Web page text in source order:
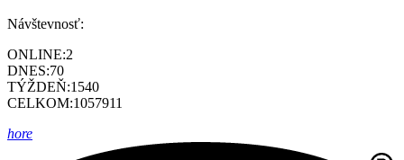
Návštevnosť:
ONLINE:2
DNES:70
TÝŽDEŇ:1540
CELKOM:1057911
hore